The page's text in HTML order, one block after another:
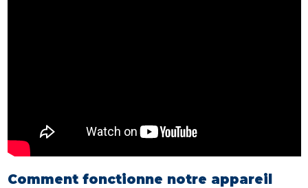
Comment fonctionne notre appareil